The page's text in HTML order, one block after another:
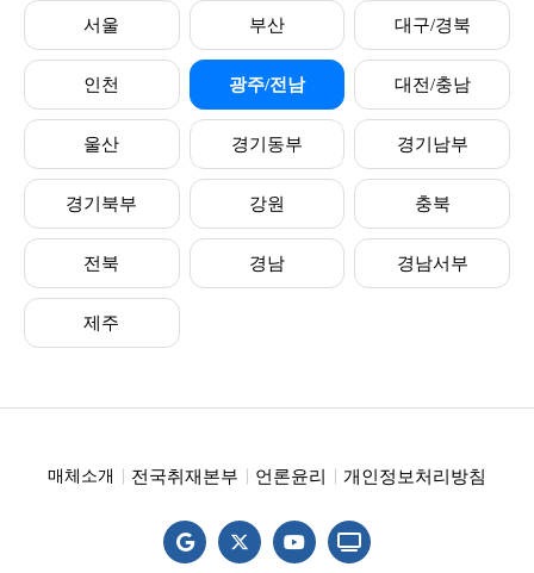
서울 부산 대구/경북
인천 광주/전남 대전/충남
울산 경기동부 경기남부
경기북부 강원 충북
전북 경남 경남서부
제주
매체소개 전국취재본부 언론윤리 개인정보처리방침